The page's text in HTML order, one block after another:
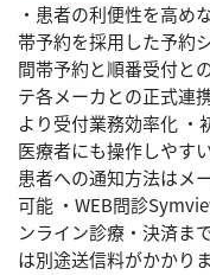
・患者の利便性を高め
帯予約を採用した予約
間帯予約と順番受付と
テ各メーカとの正式連
より受付業務効率化 ・
医療者にも操作しやす
患者への通知方法はメ
可能 ・WEB問診
ンライン診療・決済
は別途送信料がかかり